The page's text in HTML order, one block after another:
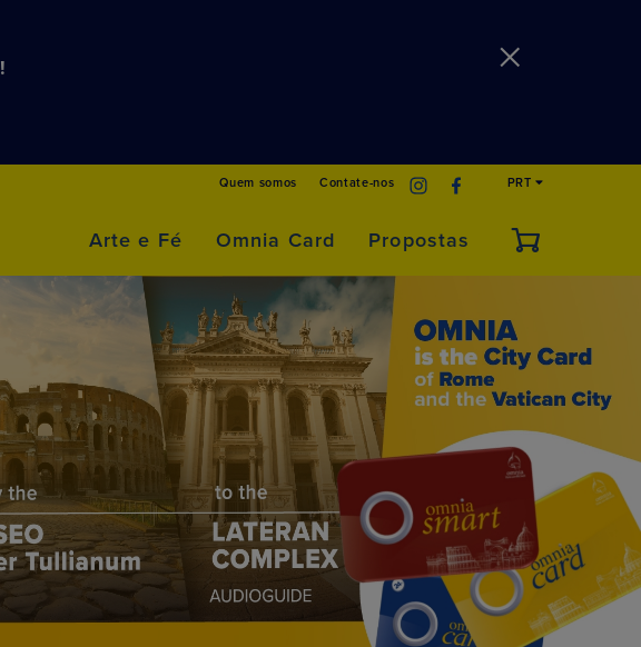
Quem somos Contate-nos PRT
Arte e Fé Omnia Card Propostas